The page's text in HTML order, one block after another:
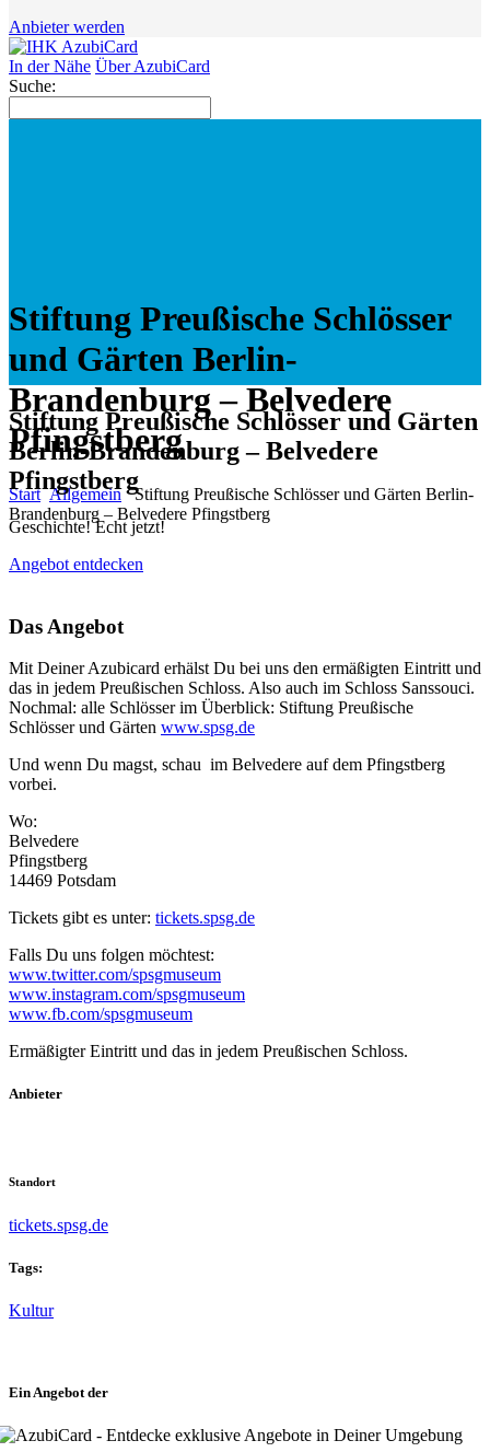
Anbieter werden
In der Nähe Über AzubiCard
Suche:
Stiftung Preußische Schlösser
und Gärten Berlin-
Brandenburg – Belvedere
Pfingstberg
Start Allgemein
Stiftung Preußische Schlösser und Gärten Berlin-
Brandenburg – Belvedere Pfingstberg
Stiftung Preußische Schlösser und Gärten
Berlin-Brandenburg – Belvedere
Pfingstberg
Geschichte! Echt jetzt!
Angebot entdecken
Das Angebot
Mit Deiner Azubicard erhälst Du bei uns den ermäßigten Eintritt und
das in jedem Preußischen Schloss. Also auch im Schloss Sanssouci.
Nochmal: alle Schlösser im Überblick: Stiftung Preußische
Schlösser und Gärten www.spsg.de
Und wenn Du magst, schau im Belvedere auf dem Pfingstberg
vorbei.
Wo:
Belvedere
Pfingstberg
14469 Potsdam
Tickets gibt es unter: tickets.spsg.de
Falls Du uns folgen möchtest:
www.twitter.com/spsgmuseum
www.instagram.com/spsgmuseum
www.fb.com/spsgmuseum
Ermäßigter Eintritt und das in jedem Preußischen Schloss.
Anbieter
Standort
tickets.spsg.de
Tags:
Kultur
Ein Angebot der